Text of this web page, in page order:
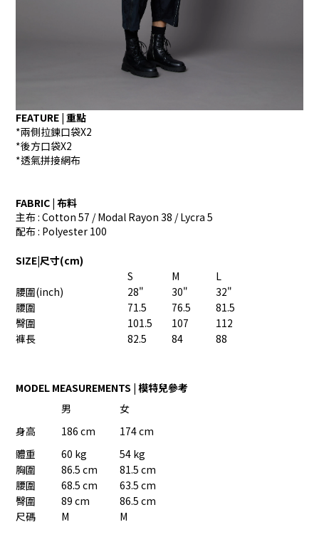
FEATURE | 重點
*兩側拉鍊口袋X2
*後方口袋X2
*透氣拼接網布
FABRIC | 布料
主布 : Cotton 57 / Modal Rayon 38 / Lycra 5
配布 : Polyester 100
SIZE|尺寸(cm)
S
M
L
腰圍(inch)
28" 30"
32"
腰圍
71.5 76.5
81.5
臀圍
101.5 107
112
褲長
82.5 84 88
MODEL MEASUREMENTS | 模特兒參考
男
女
身高
186 cm
174 cm
體重
60 kg
54 kg
胸圍
86.5 cm
81.5 cm
腰圍
68.5 cm
63.5 cm
臀圍
89 cm
86.5 cm
尺碼
M M